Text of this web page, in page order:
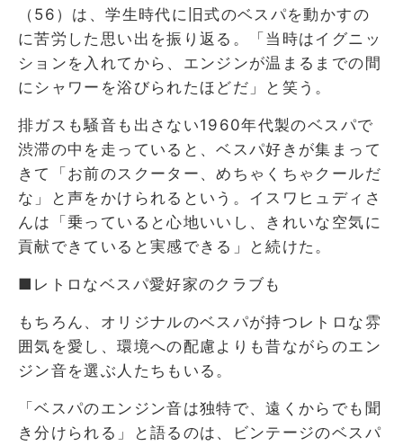
（56）は、学生時代に旧式のベスパを動かすの
に苦労した思い出を振り返る。「当時はイグニッ
ションを入れてから、エンジンが温まるまでの間
にシャワーを浴びられたほどだ」と笑う。
排ガスも騒音も出さない1960年代製のベスパで
渋滞の中を走っていると、ベスパ好きが集まって
きて「お前のスクーター、めちゃくちゃクールだ
な」と声をかけられるという。イスワヒュディさ
んは「乗っていると心地いいし、きれいな空気に
貢献できていると実感できる」と続けた。
■レトロなベスパ愛好家のクラブも
もちろん、オリジナルのベスパが持つレトロな雰
囲気を愛し、環境への配慮よりも昔ながらのエン
ジン音を選ぶ人たちもいる。
「ベスパのエンジン音は独特で、遠くからでも聞
き分けられる」と語るのは、ビンテージのベスパ